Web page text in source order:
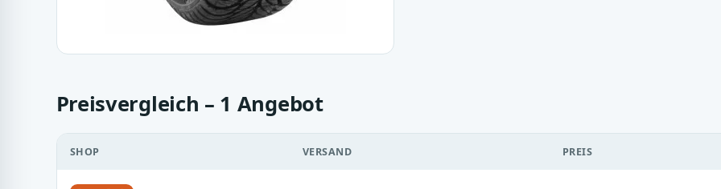
Preisvergleich – 1 Angebot
SHOP VERSAND PREIS